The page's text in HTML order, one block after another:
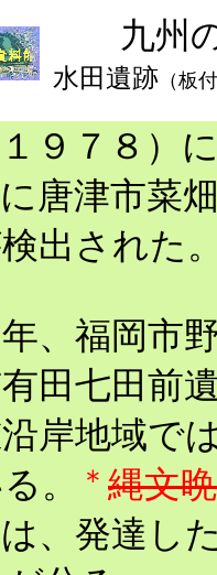
九州
水田遺跡 （板
９７８）
に唐津市菜
出された
、福岡市
田七田前
岸地域で
。
＊ 縄文
、発達し